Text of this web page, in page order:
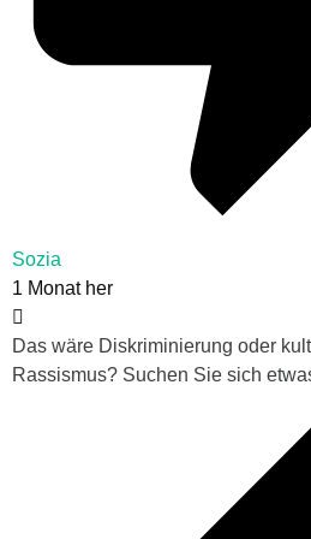
Sozia
1 Monat her
Das wäre Diskriminierung oder
Rassismus? Suchen Sie sich